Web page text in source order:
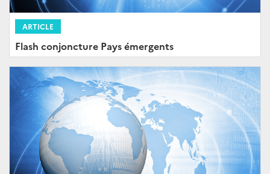
ARTICLE
Flash conjoncture Pays émergents